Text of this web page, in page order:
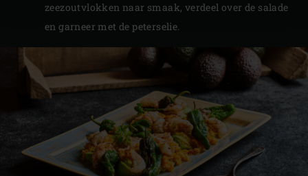
zeezoutvlokken naar smaak, verdeel over de salade
en garneer met de peterselie.